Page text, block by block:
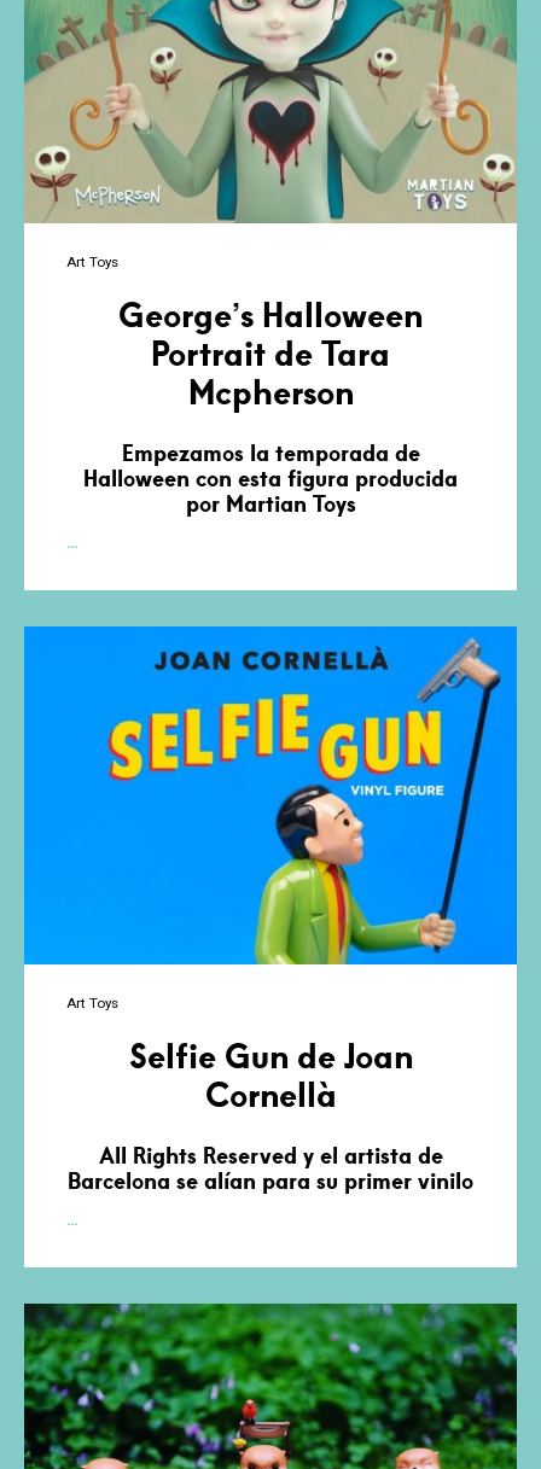
Art Toys
George’s Halloween
Portrait de Tara
Mcpherson
Empezamos la temporada de
Halloween con esta figura producida
por Martian Toys
…
Portrait
de
Art Toys
Selfie Gun de Joan
Cornellà
All Rights Reserved y el artista de
Barcelona se alían para su primer vinilo
…
de
Joan
Cornellà